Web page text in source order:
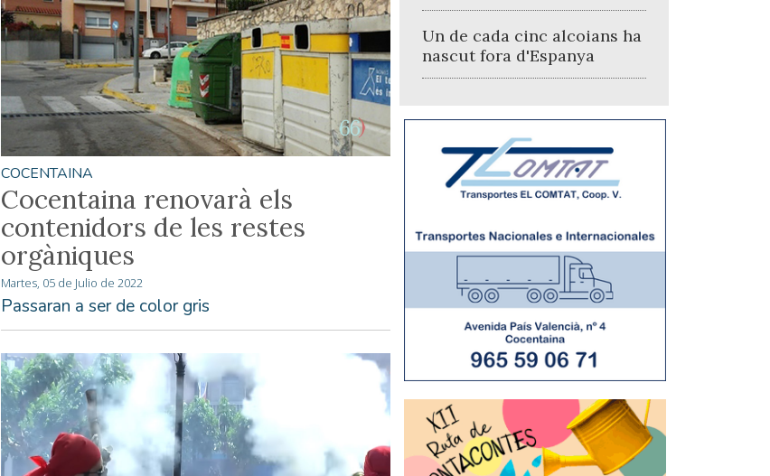
COCENTAINA
Cocentaina renovarà els
contenidors de les restes
orgàniques
Martes, 05 de Julio de 2022
Passaran a ser de color gris
Un de cada cinc alcoians ha
nascut fora d'Espanya